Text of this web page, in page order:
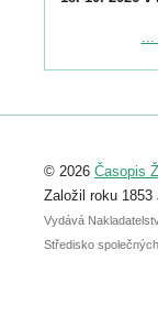
Podrobnější
Registrovat se
abstraktu
posteru je už
...
© 2026 Časopis
Založil roku
Vydává
Středisko